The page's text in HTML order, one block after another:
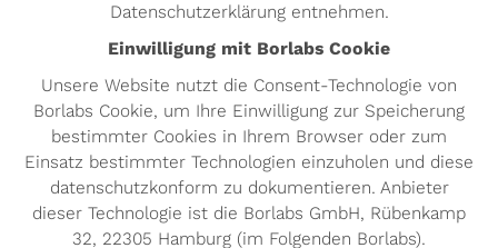
Datenschutzerklärung entnehmen.
Einwilligung mit Borlabs Cookie
Unsere Website nutzt die Consent-Technologie von
Borlabs Cookie, um Ihre Einwilligung zur Speicherung
bestimmter Cookies in Ihrem Browser oder zum
Einsatz bestimmter Technologien einzuholen und diese
datenschutzkonform zu dokumentieren. Anbieter
dieser Technologie ist die Borlabs GmbH, Rübenkamp
32, 22305 Hamburg (im Folgenden Borlabs).